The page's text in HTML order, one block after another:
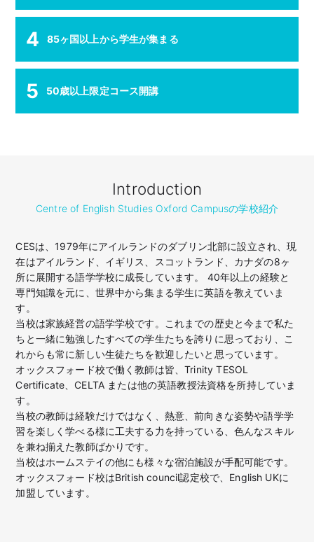
4 85ヶ国以上から学生が集まる
5 50歳以上限定コース開講
Introduction
Centre of English Studies Oxford Campusの学校紹介
CESは、1979年にアイルランドのダブリン北部に設立され、現
在はアイルランド、イギリス、スコットランド、カナダの8ヶ
所に展開する語学学校に成長しています。 40年以上の経験と
専門知識を元に、世界中から集まる学生に英語を教えていま
す。
当校は家族経営の語学学校です。これまでの歴史と今まで私た
ちと一緒に勉強したすべての学生たちを誇りに思っており、こ
れからも常に新しい生徒たちを歓迎したいと思っています。
オックスフォード校で働く教師は皆、Trinity TESOL
Certificate、CELTA または他の英語教授法資格を所持していま
す。
当校の教師は経験だけではなく、熱意、前向きな姿勢や語学学
習を楽しく学べる様に工夫する力を持っている、色んなスキル
を兼ね揃えた教師ばかりです。
当校はホームステイの他にも様々な宿泊施設が手配可能です。
オックスフォード校はBritish council認定校で、English UKに
加盟しています。